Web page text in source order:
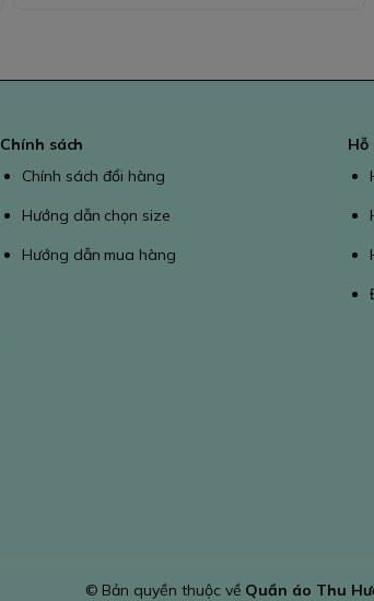
Chính sách
Chính sách đổi hàng
Hướng dẫn chọn size
Hướng dẫn mua hàng
Hỗ
© Bản quyền thuộc về Quần áo Thu